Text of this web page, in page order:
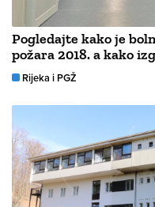
Pogledajte kako je
požara 2018. a kako
Rijeka i PGŽ